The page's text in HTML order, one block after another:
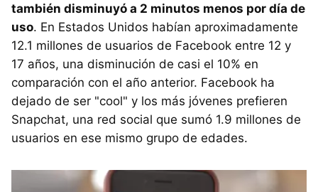
también disminuyó a 2 minutos menos por día de
uso. En Estados Unidos habían aproximadamente
12.1 millones de usuarios de Facebook entre 12 y
17 años, una disminución de casi el 10% en
comparación con el año anterior. Facebook ha
dejado de ser "cool" y los más jóvenes prefieren
Snapchat, una red social que sumó 1.9 millones de
usuarios en ese mismo grupo de edades.